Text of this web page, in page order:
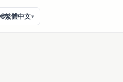
🌐繁體中文▾